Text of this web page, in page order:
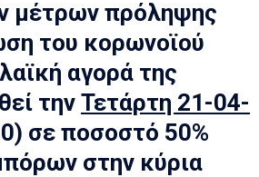
μέτρων πρόληψης
του κορωνοϊού
αγορά της
την Τετάρτη 21-04-
σε ποσοστό 50%
στην κύρια